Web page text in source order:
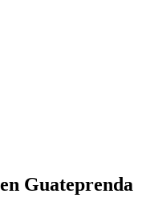
Guateprenda